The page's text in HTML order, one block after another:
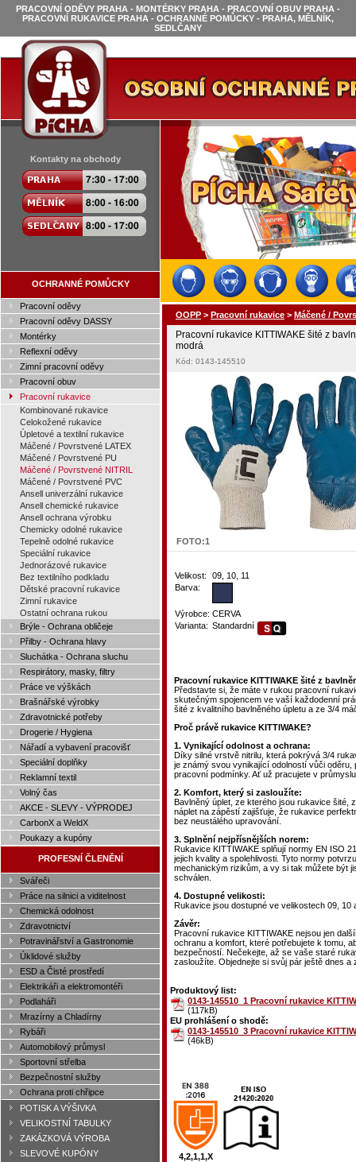
PRACOVNÍ ODĚVY PRAHA - MONTÉRKY PRAHA - PRACOVNÍ OBUV PRAHA -
PRACOVNÍ RUKAVICE PRAHA - OCHRANNÉ POMŮCKY - PRAHA, MĚLNÍK,
SEDLČANY
Kontakty na obchody
OCHRANNÉ POMŮCKY
Pracovní oděvy
Pracovní oděvy DASSY
Montérky
Reflexní oděvy
Zimní pracovní oděvy
Pracovní obuv
Pracovní rukavice
Kombinované rukavice
Celokožené rukavice
Úpletové a textilní rukavice
Máčené / Povrstvené LATEX
Máčené / Povrstvené PU
Máčené / Povrstvené NITRIL
Máčené / Povrstvené PVC
Ansell univerzální rukavice
Ansell chemické rukavice
Ansell ochrana výrobku
Chemicky odolné rukavice
Tepelně odolné rukavice
Speciální rukavice
Jednorázové rukavice
Bez textilního podkladu
Dětské pracovní rukavice
Zimní rukavice
Ostatní ochrana rukou
Brýle - Ochrana obličeje
Přilby - Ochrana hlavy
Sluchátka - Ochrana sluchu
Respirátory, masky, filtry
Práce ve výškách
Brašnářské výrobky
Zdravotnické potřeby
Drogerie / Hygiena
Nářadí a vybavení pracovišť
Speciální doplňky
Reklamní textil
Volný čas
AKCE - SLEVY - VÝPRODEJ
CarbonX a WeldX
Poukazy a kupóny
PROFESNÍ ČLENĚNÍ
Svářeči
Práce na silnici a viditelnost
Chemická odolnost
Zdravotnictví
Potravinářství a Gastronomie
Úklidové služby
ESD a Čisté prostředí
Elektrikáři a elektromontéři
Podlaháři
Mrazírny a Chladírny
Rybáři
Automobilový průmysl
Sportovní střelba
Bezpečnostní služby
Ochrana proti chřipce
POTISK A VÝŠIVKA
VELIKOSTNÍ TABULKY
ZAKÁZKOVÁ VÝROBA
SLEVOVÉ KUPÓNY
OOPP > Pracovní rukavice > Máčené /
Pracovní rukavice KITTIWAKE šité z
modrá
Kód: 0143-145510
FOTO:1
Velikost:
09, 10, 11
Barva:
Výrobce: CERVA
Varianta: Standardní
Pracovní rukavice KITTIWAKE šité z
Představte si, že máte v rukou pracovní
skutečným spojencem ve vaší každodenní
šité z kvalitního bavlněného úpletu a ze 3/4
Proč právě rukavice KITTIWAKE?
1. Vynikající odolnost a ochrana:
Díky silné vrstvě nitrilu, která pokrývá 3/4
je známý svou vynikající odolností vůči
pracovní podmínky. Ať už pracujete v
2. Komfort, který si zasloužíte:
Bavlněný úplet, ze kterého jsou rukavice šité,
náplet na zápěstí zajišťuje, že rukavice
bez neustálého upravování.
3. Splnění nejpřísnějších norem:
Rukavice KITTIWAKE splňují normy EN ISO
jejich kvality a spolehlivosti. Tyto normy
mechanickým rizikům, a vy si tak můžete být
schválen.
4. Dostupné velikosti:
Rukavice jsou dostupné ve velikostech 09, 10
Závěr:
Pracovní rukavice KITTIWAKE nejsou jen
ochranu a komfort, které potřebujete k tomu,
bezpečností. Nečekejte, až se vaše staré
zasloužíte. Objednejte si svůj pár ještě dnes
Produktový list:
0143-145510_1 Pracovní rukavice
(117kB)
EU prohlášení o shodě:
0143-145510_3 Pracovní rukavice
(46kB)
4,2,1,1,X